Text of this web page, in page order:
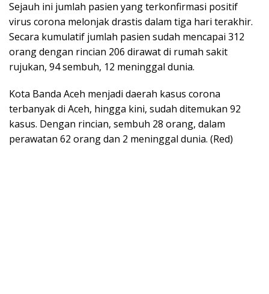
Sejauh ini jumlah pasien yang terkonfirmasi positif
virus corona melonjak drastis dalam tiga hari terakhir.
Secara kumulatif jumlah pasien sudah mencapai 312
orang dengan rincian 206 dirawat di rumah sakit
rujukan, 94 sembuh, 12 meninggal dunia.
Kota Banda Aceh menjadi daerah kasus corona
terbanyak di Aceh, hingga kini, sudah ditemukan 92
kasus. Dengan rincian, sembuh 28 orang, dalam
perawatan 62 orang dan 2 meninggal dunia. (Red)